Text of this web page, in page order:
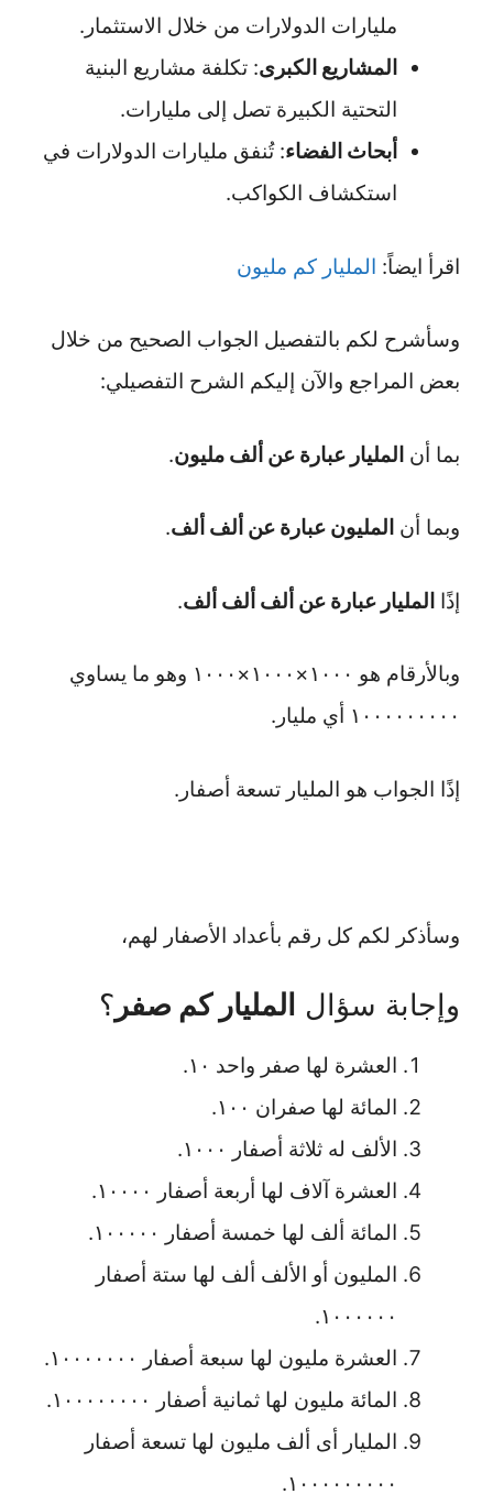
مليارات الدولارات من خلال الاستثمار.
المشاريع الكبرى: تكلفة مشاريع البنية
التحتية الكبيرة تصل إلى مليارات.
أبحاث الفضاء: تُنفق مليارات الدولارات في
استكشاف الكواكب.
اقرأ ايضاً: المليار كم مليون
وسأشرح لكم بالتفصيل الجواب الصحيح من خلال
بعض المراجع والآن إليكم الشرح التفصيلي:
بما أن المليار عبارة عن ألف مليون.
وبما أن المليون عبارة عن ألف ألف.
إذًا المليار عبارة عن ألف ألف ألف.
وبالأرقام هو ١٠٠٠×١٠٠٠×١٠٠٠ وهو ما يساوي
١٠٠٠٠٠٠٠٠٠ أي مليار.
إذًا الجواب هو المليار تسعة أصفار.
وسأذكر لكم كل رقم بأعداد الأصفار لهم،
وإجابة سؤال المليار كم صفر ؟
العشرة لها صفر واحد ١٠.
المائة لها صفران ١٠٠.
الألف له ثلاثة أصفار ١٠٠٠.
العشرة آلاف لها أربعة أصفار ١٠٠٠٠.
المائة ألف لها خمسة أصفار ١٠٠٠٠٠.
المليون أو الألف ألف لها ستة أصفار
١٠٠٠٠٠٠.
العشرة مليون لها سبعة أصفار ١٠٠٠٠٠٠٠.
المائة مليون لها ثمانية أصفار ١٠٠٠٠٠٠٠٠.
المليار أى ألف مليون لها تسعة أصفار
١٠٠٠٠٠٠٠٠٠.